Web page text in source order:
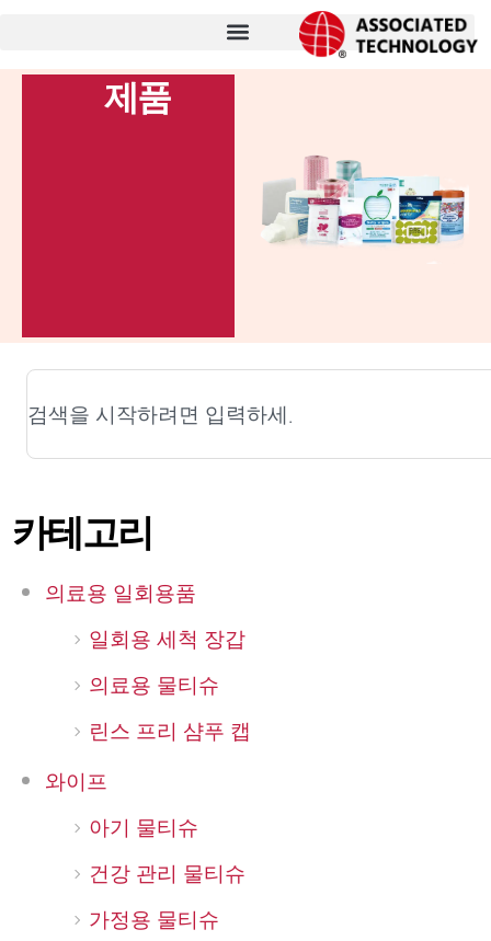
츠
제품
검
색
카테고리
의료용 일회용품
일회용 세척 장갑
의료용 물티슈
린스 프리 샴푸 캡
와이프
아기 물티슈
건강 관리 물티슈
가정용 물티슈